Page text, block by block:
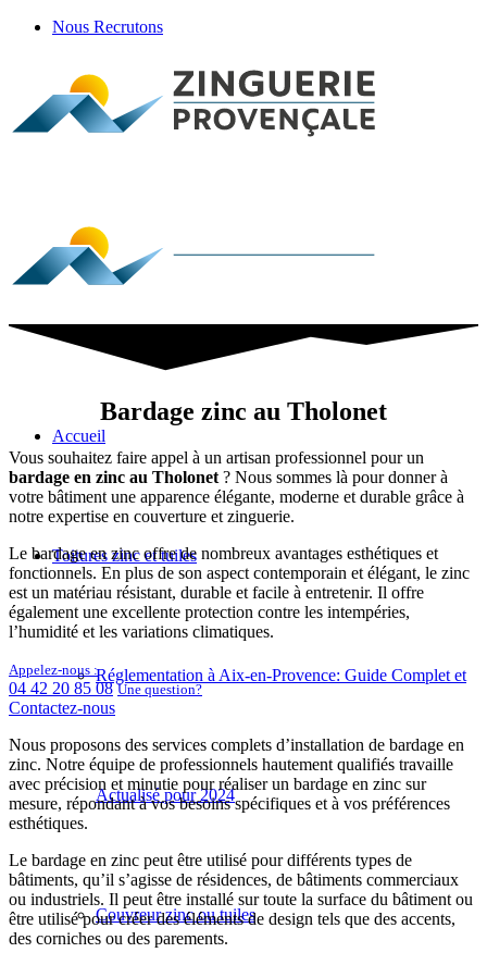
Nous Recrutons
Accueil
Toitures zinc et tuiles
Réglementation à Aix-en-Provence: Guide Complet et
Actualisé pour 2024
Couvreur zinc ou tuiles
Bardage zinc au Tholonet
Vous souhaitez faire appel à un artisan professionnel pour un
bardage en zinc au Tholonet ? Nous sommes là pour donner à
votre bâtiment une apparence élégante, moderne et durable grâce à
notre expertise en couverture et zinguerie.
Le bardage en zinc offre de nombreux avantages esthétiques et
fonctionnels. En plus de son aspect contemporain et élégant, le zinc
est un matériau résistant, durable et facile à entretenir. Il offre
également une excellente protection contre les intempéries,
l’humidité et les variations climatiques.
Appelez-nous :
04 42 20 85 08 Une question?
Contactez-nous
Nous proposons des services complets d’installation de bardage en
zinc. Notre équipe de professionnels hautement qualifiés travaille
avec précision et minutie pour réaliser un bardage en zinc sur
mesure, répondant à vos besoins spécifiques et à vos préférences
esthétiques.
Le bardage en zinc peut être utilisé pour différents types de
bâtiments, qu’il s’agisse de résidences, de bâtiments commerciaux
ou industriels. Il peut être installé sur toute la surface du bâtiment ou
être utilisé pour créer des éléments de design tels que des accents,
des corniches ou des parements.